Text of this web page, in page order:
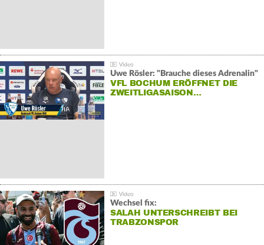
Uwe Rösler: "Brauche dieses Adrenalin"
VFL BOCHUM ERÖFFNET DIE
ZWEITLIGASAISON…
Wechsel fix:
SALAH UNTERSCHREIBT BEI
TRABZONSPOR